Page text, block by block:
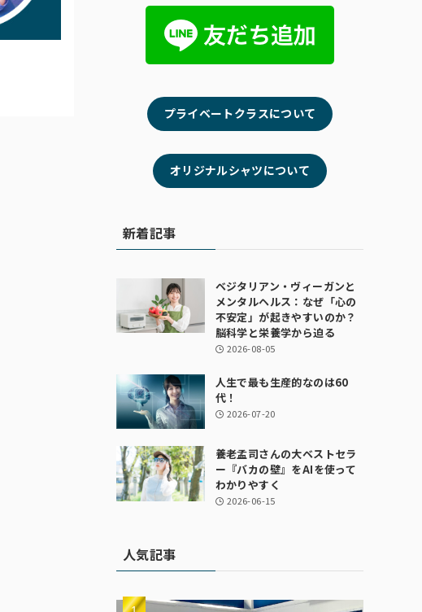
プライベートクラスについて
オリジナルシャツについて
新着記事
ベジタリアン・ヴィーガンと
メンタルヘルス：なぜ「心の
不安定」が起きやすいのか？
脳科学と栄養学から迫る
2026-08-05
人生で最も生産的なのは60
代！
2026-07-20
養老孟司さんの大ベストセラ
ー『バカの壁』をAIを使って
わかりやすく
2026-06-15
人気記事